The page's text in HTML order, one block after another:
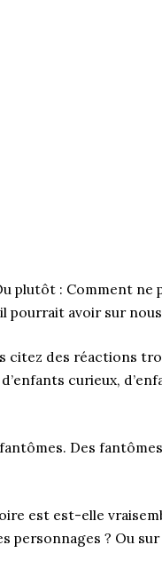
plutôt : Comment ne
pourrait avoir sur
citez des réactions
curieux,
Des
est est-elle
? Ou sur